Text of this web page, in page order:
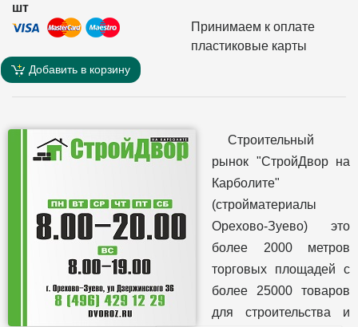
шт
Принимаем к оплате
пластиковые карты
Добавить в корзину
Строительный
рынок "СтройДвор на
Карболите"
(стройматериалы
Орехово-Зуево) это
более 2000 метров
торговых площадей с
более 25000 товаров
для строительства и